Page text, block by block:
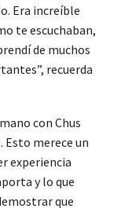
Era increíble
te escuchaban,
de muchos
recuerda
con Chus
Esto merece un
experiencia
y lo que
que